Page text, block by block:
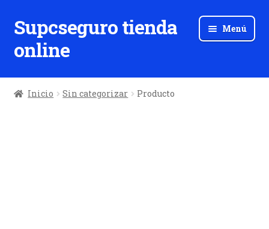
Ir
a
la
Ir
al
contenido
Supcseguro tienda
online
Menú
Inicio Sin categorizar Producto